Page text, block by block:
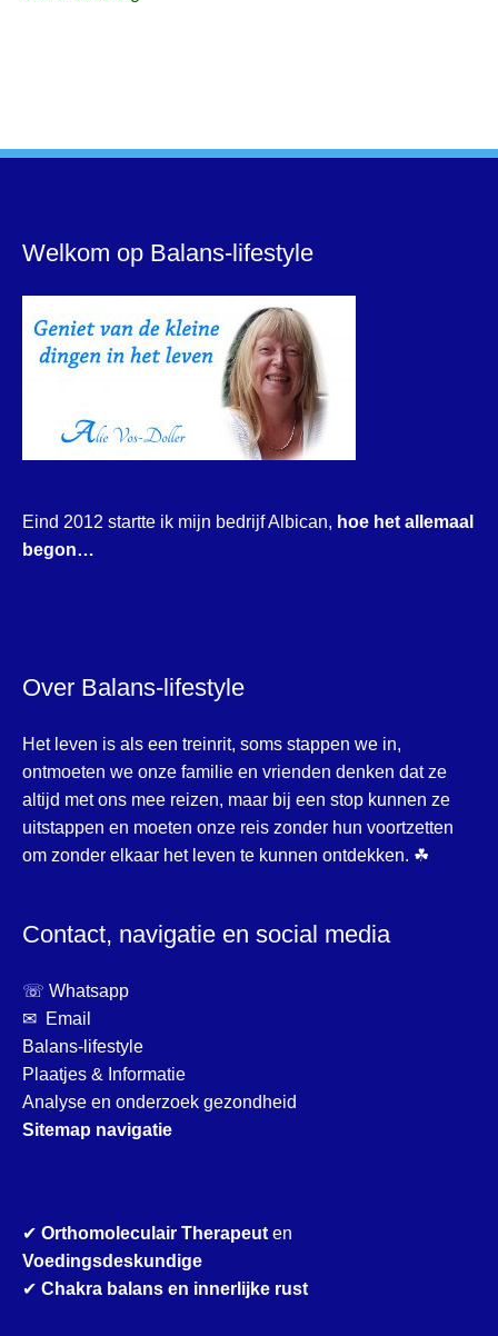
Welkom op Balans-lifestyle
Eind 2012 startte ik mijn bedrijf Albican, hoe het allemaal
begon…
Over Balans-lifestyle
Het leven is als een treinrit, soms stappen we in,
ontmoeten we onze familie en vrienden denken dat ze
altijd met ons mee reizen, maar bij een stop kunnen ze
uitstappen en moeten onze reis zonder hun voortzetten
om zonder elkaar het leven te kunnen ontdekken. ☘
Contact, navigatie en social media
☏ Whatsapp
✉ Email
Balans-lifestyle
Plaatjes & Informatie
Analyse en onderzoek gezondheid
Sitemap navigatie
✔ Orthomoleculair Therapeuten
Voedingsdeskundige
✔ Chakra balans en innerlijke rust